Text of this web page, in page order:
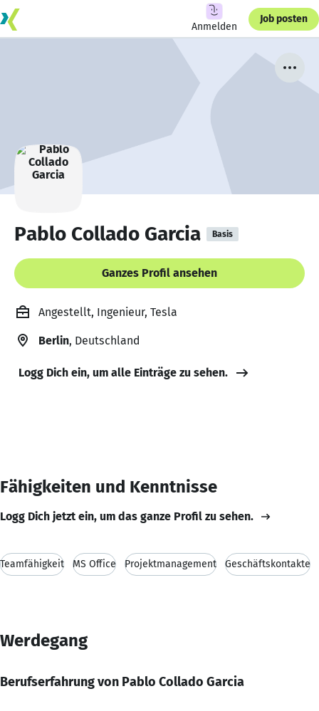
Anmelden
Job posten
Pablo Collado Garcia Basis
Ganzes Profil ansehen
Angestellt, Ingenieur, Tesla
Berlin, Deutschland
Logg Dich ein, um alle Einträge zu sehen.
Fähigkeiten und Kenntnisse
Logg Dich jetzt ein, um das ganze Profil zu sehen.
Teamfähigkeit MS Office Projektmanagement Geschäftskontakte
Werdegang
Berufserfahrung von Pablo Collado Garcia